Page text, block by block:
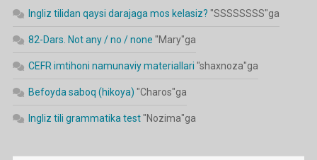
Ingliz tilidan qaysi darajaga mos kelasiz? "SSSSSSSS"ga
82-Dars. Not any / no / none "Mary"ga
CEFR imtihoni namunaviy materiallari "shaxnoza"ga
Befoyda saboq (hikoya) "Charos"ga
Ingliz tili grammatika test"Nozima"ga